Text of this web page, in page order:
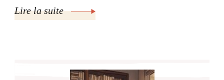
Lire la suite